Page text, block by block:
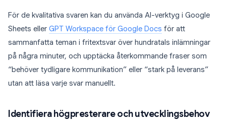
För de kvalitativa svaren kan du använda AI-verktyg i Google
Sheets eller GPT Workspace för Google Docs för att
sammanfatta teman i fritextsvar över hundratals inlämningar
på några minuter, och upptäcka återkommande fraser som
“behöver tydligare kommunikation” eller “stark på leverans”
utan att läsa varje svar manuellt.
Identifiera högpresterare och utvecklingsbehov